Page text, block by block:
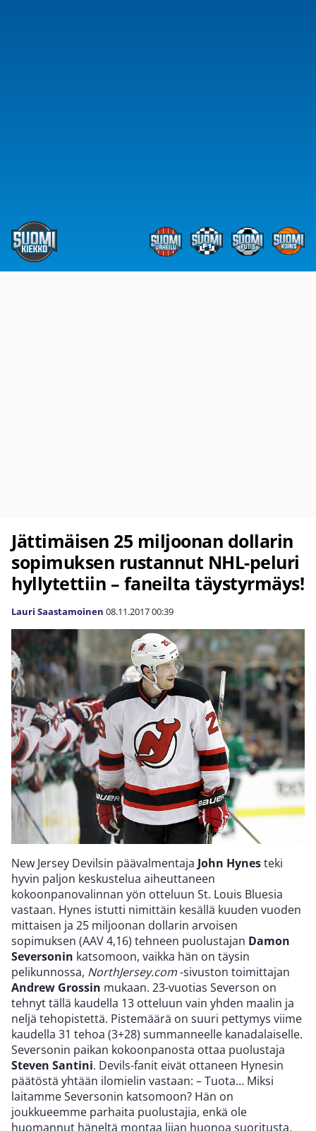
Jättimäisen 25 miljoonan dollarin
sopimuksen rustannut NHL-peluri
hyllytettiin – faneilta täystyrmäys!
Lauri Saastamoinen 08.11.201700:39
New Jersey Devilsin päävalmentaja John Hynesteki
hyvin paljon keskustelua aiheuttaneen
kokoonpanovalinnan yön otteluun St. Louis Bluesia
vastaan. Hynes istutti nimittäin kesällä kuuden vuoden
mittaisen ja 25 miljoonan dollarin arvoisen
sopimuksen (AAV 4,16) tehneen puolustajan Damon
Seversonin katsomoon, vaikka hän on täysin
pelikunnossa, NorthJersey.com-sivuston toimittajan
Andrew Grossin mukaan. 23-vuotias Severson on
tehnyt tällä kaudella 13 otteluun vain yhden maalin ja
neljä tehopistettä. Pistemäärä on suuri pettymys viime
kaudella 31 tehoa (3+28) summanneelle kanadalaiselle.
Seversonin paikan kokoonpanosta ottaa puolustaja
Steven Santini. Devils-fanit eivät ottaneen Hynesin
päätöstä yhtään ilomielin vastaan: – Tuota… Miksi
laitamme Seversonin katsomoon? Hän on
joukkueemme parhaita puolustajia, enkä ole
huomannut häneltä montaa liian huonoa suoritusta,